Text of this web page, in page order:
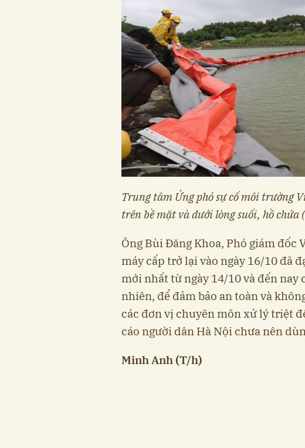
Trung tâm Ứng phó sự cố môi trường
trên bề mặt và dưới lòng suối, hồ chứa
Ông Bùi Đăng Khoa, Phó giám đốc
máy cấp trở lại vào ngày 16/10 đã
mới nhất từ ngày 14/10 và đến nay
nhiên, để đảm bảo an toàn và
các đơn vị chuyên môn xử lý triệt
cáo người dân Hà Nội chưa nên
Minh Anh (T/h)